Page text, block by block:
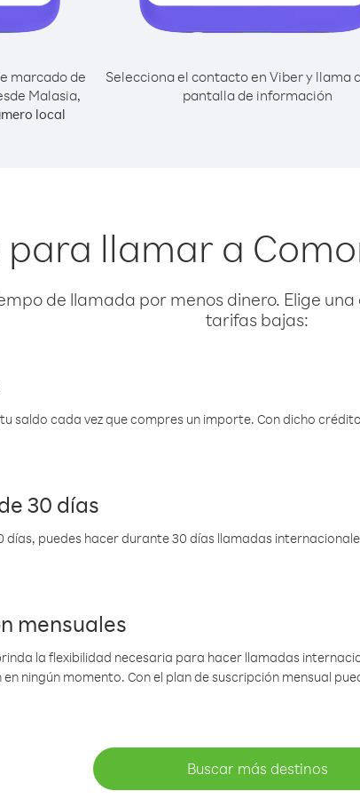
marcado de
Malasia,
local
Selecciona el contacto en Viber y llama
pantalla de información
para llamar a
de llamada por menos dinero. Elige
tarifas bajas:
saldo cada vez que compres un importe. Con dicho
30 días
días, puedes hacer durante 30 días llamadas
mensuales
la flexibilidad necesaria para hacer llamadas
ningún momento. Con el plan de suscripción mensual
Buscar más destinos